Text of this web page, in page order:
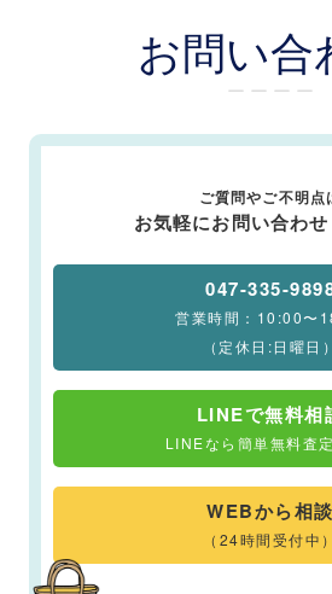
お問い合
ー ー ー ー
ご質問やご不明点
お気軽にお問い合わ
047-335-
営業時間：10:00〜
（定休日:日曜日）
LINEで無料相
LINEなら簡単無料査
WEBから相談
（24時間受付中）